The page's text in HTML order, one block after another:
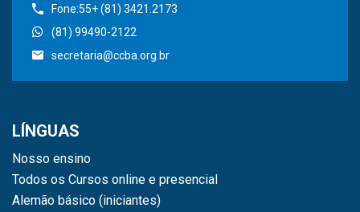
Fone:55+ (81) 3421.2173
(81) 99490-2122
secretaria@ccba.org.br
LÍNGUAS
Nosso ensino
Todos os Cursos online e presencial
Alemão básico (iniciantes)